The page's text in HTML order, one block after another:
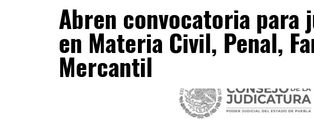
Abren convocatoria para
en Materia Civil, Penal,
Mercantil